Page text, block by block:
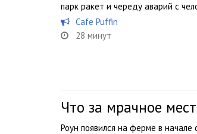
парк ракет и череду аварий с
Cafe Puffin
28 минут
Что за мрачное
Роун появился на ферме в